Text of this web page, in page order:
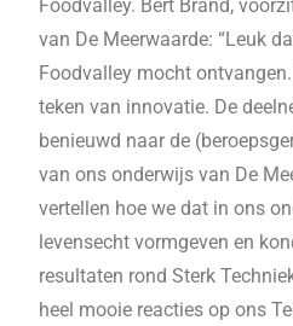
Foodvalley. Bert Brand,
van De Meerwaarde: “Leuk
Foodvalley mocht
teken van innovatie. De
benieuwd naar de
van ons onderwijs van De
vertellen hoe we dat in ons
levensecht vormgeven en
resultaten rond Sterk
heel mooie reacties op ons